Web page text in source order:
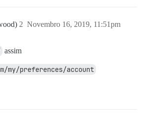
Novembro 16, 2019, 11:51pm
2
assim
my/preferences/account